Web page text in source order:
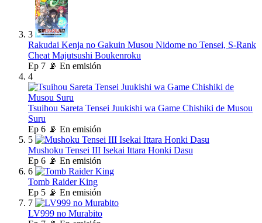
3
Rakudai Kenja no Gakuin Musou Nidome no Tensei, S-Rank
Cheat Majutsushi Boukenroku
Ep 7 📡 En emisión
4
Tsuihou Sareta Tensei Juukishi wa Game Chishiki de Musou
Suru
Ep 6 📡 En emisión
5
Mushoku Tensei III Isekai Ittara Honki Dasu
Ep 6 📡 En emisión
6
Tomb Raider King
Ep 5 📡 En emisión
7
LV999 no Murabito